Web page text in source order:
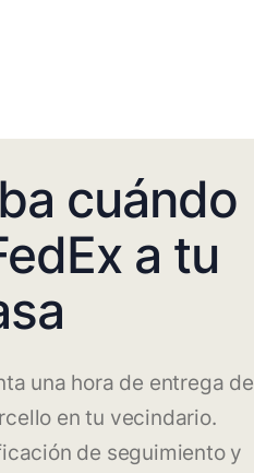
cuándo
a tu
una hora de entrega de
en tu vecindario.
de seguimiento y